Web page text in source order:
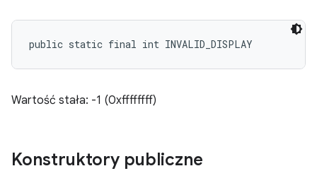
public static final int INVALID_DISPLAY
Wartość stała: -1 (0xffffffff)
Konstruktory publiczne